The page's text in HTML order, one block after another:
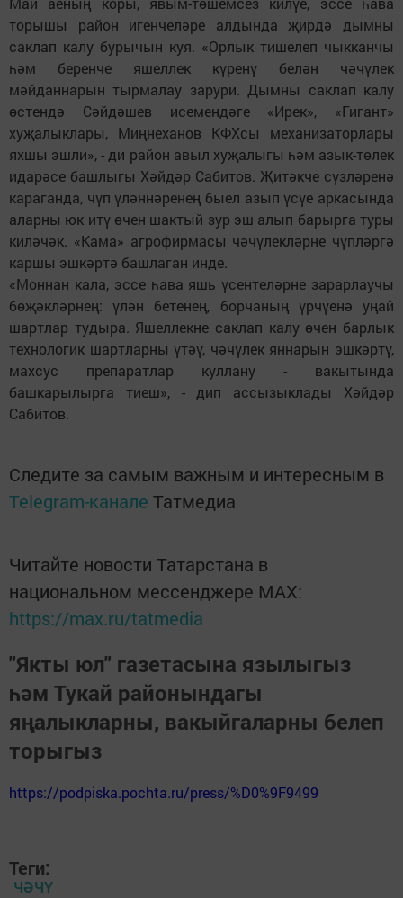
торышы район игенчеләре алдында җирдә дымны
саклап калу бурычын куя. «Орлык тишелеп чыкканчы
һәм беренче яшеллек күренү белән чәчүлек
мәйданнарын тырмалау зарури. Дымны саклап калу
өстендә Сәйдәшев исемендәге «Ирек», «Гигант»
хуҗалыклары, Миңнеханов КФХсы механизаторлары
яхшы эшли», - ди район авыл хуҗалыгы һәм азык-төлек
идарәсе башлыгы Хәйдәр Сабитов. Җитәкче сүзләренә
караганда, чүп үләннәренең быел азып үсүе аркасында
аларны юк итү өчен шактый зур эш алып барырга туры
киләчәк. «Кама» агрофирмасы чәчүлекләрне чүпләргә
каршы эшкәртә башлаган инде.
«Моннан кала, эссе һава яшь үсентеләрне зарарлаучы
бөҗәкләрнең: үлән бетенең, борчаның үрчүенә уңай
шартлар тудыра. Яшеллекне саклап калу өчен барлык
технологик шартларны үтәү, чәчүлек яннарын эшкәртү,
махсус препаратлар куллану - вакытында
башкарылырга тиеш», - дип ассызыклады Хәйдәр
Сабитов.
Следите за самым важным и интересным в
Telegram-канале Татмедиа
Читайте новости Татарстана в
национальном мессенджере MАХ:
https://max.ru/tatmedia
"Якты юл" газетасына язылыгыз
һәм Тукай районындагы
яңалыкларны, вакыйгаларны белеп
торыгыз
https://podpiska.pochta.ru/press/%D0%9F9499
Теги:
ЧӘЧҮ